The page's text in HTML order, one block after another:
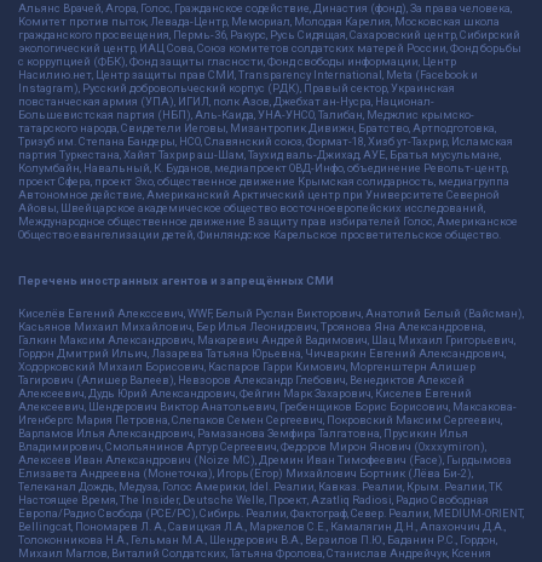
Альянс Врачей, Агора, Голос, Гражданское содействие, Династия (фонд), За права человека,
Комитет против пыток, Левада-Центр, Мемориал, Молодая Карелия, Московская школа
гражданского просвещения, Пермь-36, Ракурс, Русь Сидящая, Сахаровский центр, Сибирский
экологический центр, ИАЦ Сова, Союз комитетов солдатских матерей России, Фонд борьбы
с коррупцией (ФБК), Фонд защиты гласности, Фонд свободы информации, Центр
Насилию.нет, Центр защиты прав СМИ, Transparency International, Meta (Facebook и
Instagram), Русский добровольческий корпус (РДК), Правый сектор, Украинская
повстанческая армия (УПА), ИГИЛ, полк Азов, Джебхат ан-Нусра, Национал-
Большевистская партия (НБП), Аль-Каида, УНА-УНСО, Талибан, Меджлис крымско-
татарского народа, Свидетели Иеговы, Мизантропик Дивижн, Братство, Артподготовка,
Тризуб им. Степана Бандеры, НСО, Славянский союз, Формат-18, Хизб ут-Тахрир, Исламская
партия Туркестана, Хайят Тахрир аш-Шам, Таухид валь-Джихад, АУЕ, Братья мусульмане,
Колумбайн, Навальный, К. Буданов, медиапроект ОВД-Инфо, объединение Револьт-центр,
проект Сфера, проект Эхо, общественное движение Крымская солидарность, медиагруппа
Автономное действие, Американский Арктический центр при Университете Северной
Айовы, Швейцарское академическое общество восточноевропейских исследований,
Международное общественное движение В защиту прав избирателей Голос, Американское
Общество евангелизации детей, Финляндское Карельское просветительское общество.
Перечень иностранных агентов и запрещённых СМИ
Киселёв Евгений Алекссевич, WWF, Белый Руслан Викторович, Анатолий Белый (Вайсман),
Касьянов Михаил Михайлович, Бер Илья Леонидович, Троянова Яна Александровна,
Галкин Максим Александрович, Макаревич Андрей Вадимович, Шац Михаил Григорьевич,
Гордон Дмитрий Ильич, Лазарева Татьяна Юрьевна, Чичваркин Евгений Александрович,
Ходорковский Михаил Борисович, Каспаров Гарри Кимович, Моргенштерн Алишер
Тагирович (Алишер Валеев), Невзоров Александр Глебович, Венедиктов Алексей
Алексеевич, Дудь Юрий Александрович, Фейгин Марк Захарович, Киселев Евгений
Алексеевич, Шендерович Виктор Анатольевич, Гребенщиков Борис Борисович, Максакова-
Игенбергс Мария Петровна, Слепаков Семен Сергеевич, Покровский Максим Сергеевич,
Варламов Илья Александрович, Рамазанова Земфира Талгатовна, Прусикин Илья
Владимирович, Смольянинов Артур Сергеевич, Федоров Мирон Янович (Oxxxymiron),
Алексеев Иван Александрович (Noize MC), Дремин Иван Тимофеевич (Face), Гырдымова
Елизавета Андреевна (Монеточка), Игорь(Егор) Михайлович Бортник (Лёва Би-2),
Телеканал Дождь, Медуза, Голос Америки, Idel. Реалии, Кавказ. Реалии, Крым. Реалии, ТК
Настоящее Время, The Insider, Deutsche Welle, Проект, Azatliq Radiosi, Радио Свободная
Европа/Радио Свобода (PCE/PC), Сибирь. Реалии, Фактограф, Север. Реалии, MEDIUM-ORIENT,
Bellingcat, Пономарев Л. А., Савицкая Л.А., Маркелов С.Е., Камалягин Д.Н., Апахончич Д.А.,
Толоконникова Н.А., Гельман М.А., Шендерович В.А., Верзилов П.Ю., Баданин Р.С., Гордон,
Михаил Маглов, Виталий Солдатских, Татьяна Фролова, Станислав Андрейчук, Ксения